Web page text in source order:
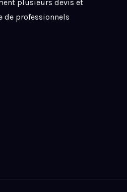
plusieurs devis et
de professionnels